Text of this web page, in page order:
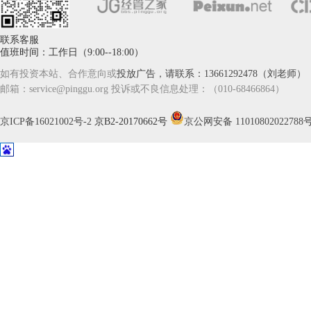
联系客服
值班时间：工作日（9:00--18:00）
如有投资本站、合作意向或投放广告，请联系：13661292478（刘老师）
邮箱：service@pinggu.org 投诉或不良信息处理：（010-68466864）
京ICP备16021002号-2 京B2-20170662号 京公网安备 11010802022788